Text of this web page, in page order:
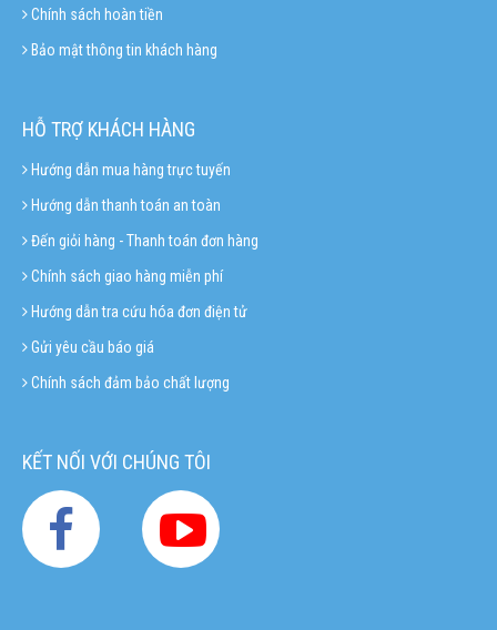
Chính sách hoàn tiền
Bảo mật thông tin khách hàng
HỖ TRỢ KHÁCH HÀNG
Hướng dẫn mua hàng trực tuyến
Hướng dẫn thanh toán an toàn
Đến giỏi hàng - Thanh toán đơn hàng
Chính sách giao hàng miễn phí
Hướng dẫn tra cứu hóa đơn điện tử
Gửi yêu cầu báo giá
Chính sách đảm bảo chất lượng
KẾT NỐI VỚI CHÚNG TÔI